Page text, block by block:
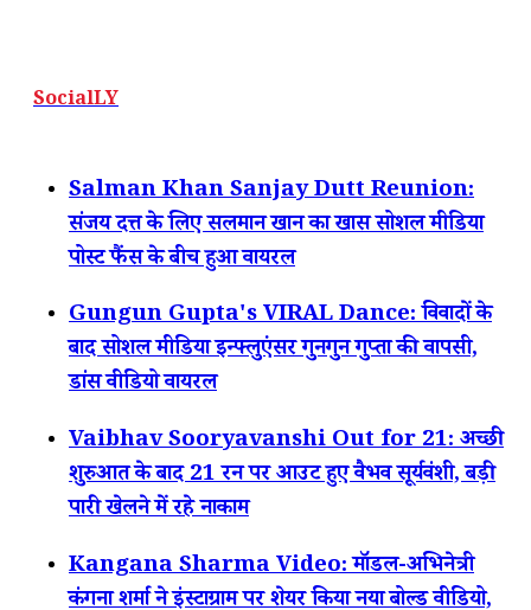
SocialLY
Salman Khan Sanjay Dutt Reunion:
संजय दत्त के लिए सलमान खान का खास सोशल मीडिया
पोस्ट फैंस के बीच हुआ वायरल
Gungun Gupta's VIRAL Dance: विवादों के
बाद सोशल मीडिया इन्फ्लुएंसर गुनगुन गुप्ता की वापसी,
डांस वीडियो वायरल
Vaibhav Sooryavanshi Out for 21: अच्छी
शुरुआत के बाद 21 रन पर आउट हुए वैभव सूर्यवंशी, बड़ी
पारी खेलने में रहे नाकाम
Kangana Sharma Video: मॉडल-अभिनेत्री
कंगना शर्मा ने इंस्टाग्राम पर शेयर किया नया बोल्ड वीडियो,